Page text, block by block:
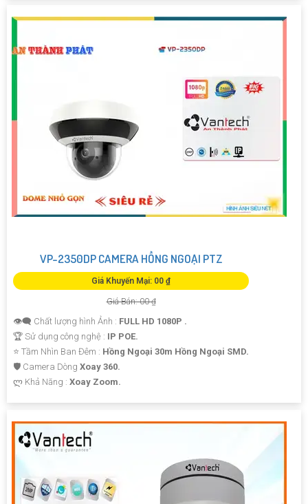
VP-2350DP CAMERA HỒNG NGOẠI PTZ
Giá Khuyến Mại: 00 ₫
Giá Bán: 00 ₫
👁️‍🗨 Chất lượng hình Ảnh : FULL HD 1080P .
🏆 Sử dụng công nghệ : IP POE.
⭐ Tầm Nhìn Ban Đêm : Hồng Ngoại 30m Hồng Ngoại SMD.
🛡 Camera Dòng Xoay 360.
️ლ Khả Năng : Xoay Zoom.